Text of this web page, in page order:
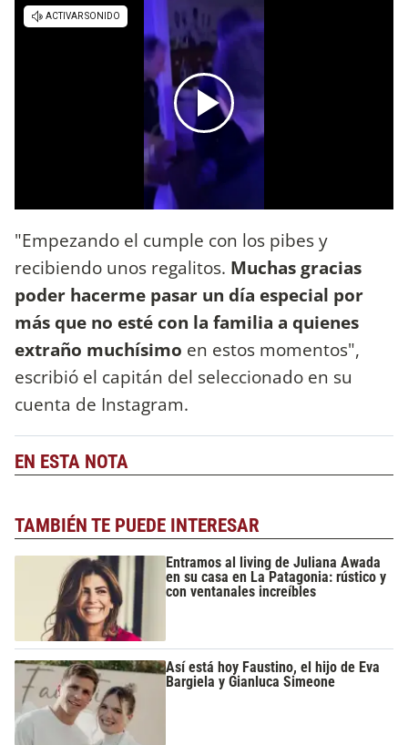
"Empezando el cumple con los pibes y
recibiendo unos regalitos. Muchas gracias
poder hacerme pasar un día especial por
más que no esté con la familia a quienes
extraño muchísimo en estos momentos",
escribió el capitán del seleccionado en su
cuenta de Instagram.
EN ESTA NOTA
TAMBIÉN TE PUEDE INTERESAR
Entramos al living de Juliana Awada
en su casa en La Patagonia: rústico y
con ventanales increíbles
Así está hoy Faustino, el hijo de Eva
Bargiela y Gianluca Simeone